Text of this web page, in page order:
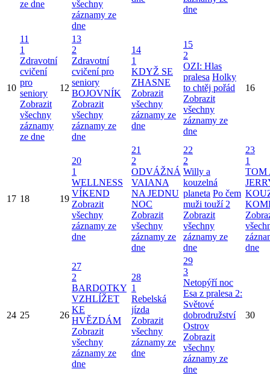
ze dne
všechny
záznamy ze
dne
dne
10
11
1
Zdravotní
cvičení
pro
seniory
Zobrazit
všechny
záznamy
ze dne
12
13
2
Zdravotní
cvičení pro
seniory
BOJOVNÍK
Zobrazit
všechny
záznamy ze
dne
14
1
KDYŽ SE
ZHASNE
Zobrazit
všechny
záznamy ze
dne
15
2
OZI: Hlas
pralesa Holky
to chtěj pořád
Zobrazit
všechny
záznamy ze
dne
16
17 18 19
20
1
WELLNESS
VÍKEND
Zobrazit
všechny
záznamy ze
dne
21
2
ODVÁŽNÁ
VAIANA
NA JEDNU
NOC
Zobrazit
všechny
záznamy ze
dne
22
2
Willy a
kouzelná
planeta Po čem
muži touží 2
Zobrazit
všechny
záznamy ze
dne
23
1
TOM
dne
24 25 26
27
2
BARDOTKY
VZHLÍŽET
KE
HVĚZDÁM
Zobrazit
všechny
záznamy ze
dne
28
1
Rebelská
jízda
Zobrazit
všechny
záznamy ze
dne
29
3
Netopýří noc
Esa z pralesa 2:
Světové
dobrodružství
Ostrov
Zobrazit
všechny
záznamy ze
dne
30